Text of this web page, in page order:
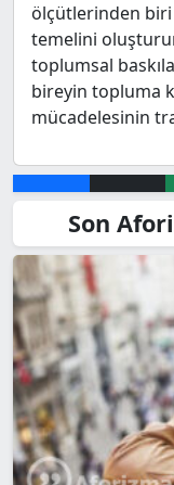
ölçütlerinden biri
temelini
toplumsal
bireyin topluma
mücadelesinin
Son